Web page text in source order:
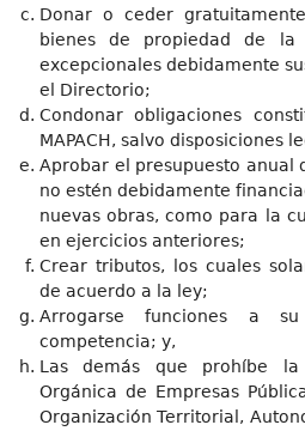
Donar o ceder
bienes de propiedad de la
excepcionales debidamente
el Directorio;
Condonar obligaciones
MAPACH, salvo disposiciones
Aprobar el presupuesto anual
no estén debidamente
nuevas obras, como para la
en ejercicios anteriores;
Crear tributos, los cuales
de acuerdo a la ley;
Arrogarse funciones a
competencia; y,
Las demás que prohíbe
Orgánica de Empresas
Organización Territorial,